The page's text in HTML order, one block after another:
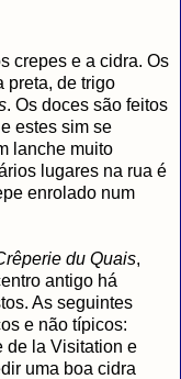
crepes e a cidra. Os
preta, de trigo
. Os doces são feitos
estes sim se
lanche muito
lugares na rua é
enrolado num
du Quais,
antigo há
As seguintes
e não típicos:
de la Visitation e
uma boa cidra